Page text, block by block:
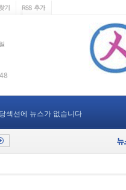
섹션에 뉴스가 없습니다